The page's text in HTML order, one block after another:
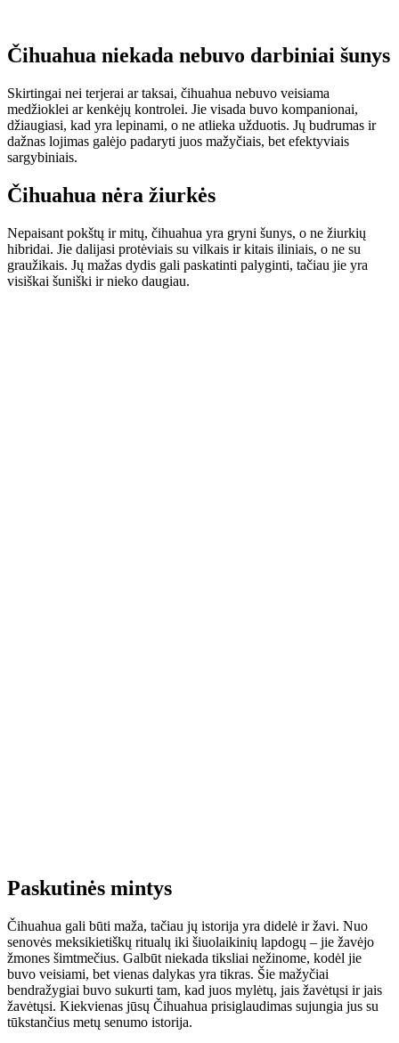
Čihuahua niekada nebuvo darbiniai šunys
Skirtingai nei terjerai ar taksai, čihuahua nebuvo veisiama
medžioklei ar kenkėjų kontrolei. Jie visada buvo kompanionai,
džiaugiasi, kad yra lepinami, o ne atlieka užduotis. Jų budrumas ir
dažnas lojimas galėjo padaryti juos mažyčiais, bet efektyviais
sargybiniais.
Čihuahua nėra žiurkės
Nepaisant pokštų ir mitų, čihuahua yra gryni šunys, o ne žiurkių
hibridai. Jie dalijasi protėviais su vilkais ir kitais iliniais, o ne su
graužikais. Jų mažas dydis gali paskatinti palyginti, tačiau jie yra
visiškai šuniški ir nieko daugiau.
Paskutinės mintys
Čihuahua gali būti maža, tačiau jų istorija yra didelė ir žavi. Nuo
senovės meksikietiškų ritualų iki šiuolaikinių lapdogų – jie žavėjo
žmones šimtmečius. Galbūt niekada tiksliai nežinome, kodėl jie
buvo veisiami, bet vienas dalykas yra tikras. Šie mažyčiai
bendražygiai buvo sukurti tam, kad juos mylėtų, jais žavėtųsi ir jais
žavėtųsi. Kiekvienas jūsų Čihuahua prisiglaudimas sujungia jus su
tūkstančius metų senumo istorija.